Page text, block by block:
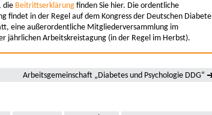
die Beitrittserklärung finden Sie hier. Die ordentliche
findet in der Regel auf dem Kongress der Deutschen
eine außerordentliche Mitgliederversammlung im
jährlichen Arbeitskreistagung (in der Regel im Herbst).
Arbeitsgemeinschaft „Diabetes und Psychologie DDG“